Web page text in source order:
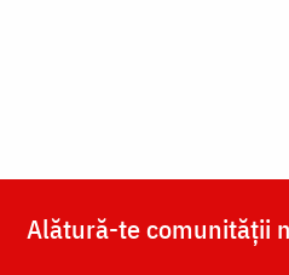
Alătură-te comunității